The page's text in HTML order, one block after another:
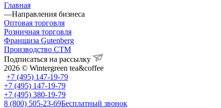
Главная
—Направления бизнеса
Оптовая торговля
Розничная торговля
Франшиза Gutenberg
Производство СТМ
Подписаться на рассылку
2026 © Wintergreen tea&coffee
+7 (495) 147-19-79
+7 (495) 147-19-79
+7 (495) 380-19-79
8 (800) 505-23-69Бесплатный звонок